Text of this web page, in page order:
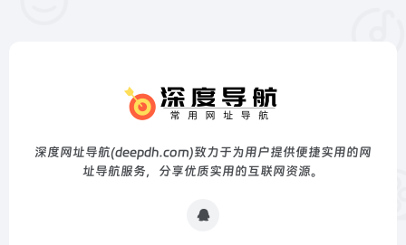
深度网址导航(deepdh.com)致力于为用户提供便捷实用的网
址导航服务，分享优质实用的互联网资源。